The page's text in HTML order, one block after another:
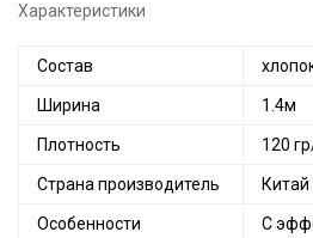
Характеристики
Состав
Ширина 1.4м
Плотность 120
Страна производитель Китай
Особенности С
Секретная рассылка от
промокоды и скидки до
категории